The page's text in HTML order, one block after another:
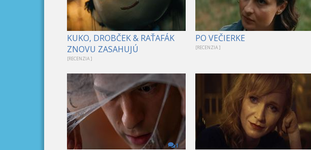
KUKO, DROBČEK & RAŤAFÁK
ZNOVU ZASAHUJÚ
[RECENZIA ]
PO VEČIERKE
[RECENZIA ]
1